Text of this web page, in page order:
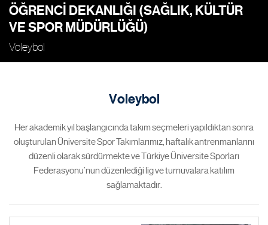
ÖĞRENCI DEKANLIĞI (SAĞLIK, KÜLTÜR
VE SPOR MÜDÜRLÜĞÜ)
Voleybol
Voleybol
Her akademik yıl başlangıcında takım seçmeleri yapıldıktan sonra
oluşturulan Üniversite Spor Takımlarımız, haftalık antrenmanlarını
düzenli olarak sürdürmekte ve Türkiye Üniversite Sporları
Federasyonu’nun düzenlediği lig ve turnuvalara katılım
sağlamaktadır.